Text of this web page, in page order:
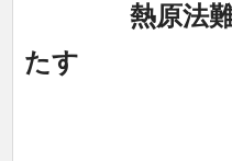
熱原法難に
たす